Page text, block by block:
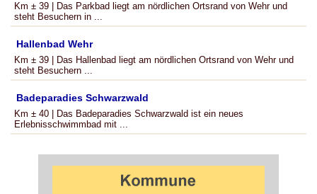
Km ± 39 | Das Parkbad liegt am nördlichen Ortsrand von Wehr und
steht Besuchern in ...
Hallenbad Wehr
Km ± 39 | Das Hallenbad liegt am nördlichen Ortsrand von Wehr und
steht Besuchern ...
Badeparadies Schwarzwald
Km ± 40 | Das Badeparadies Schwarzwald ist ein neues
Erlebnisschwimmbad mit ...